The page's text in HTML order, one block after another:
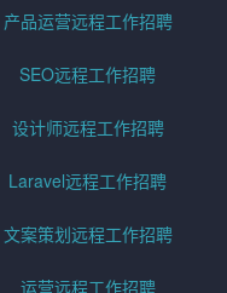
产品运营远程工作招聘
SEO远程工作招聘
设计师远程工作招聘
Laravel远程工作招聘
文案策划远程工作招聘
运营远程工作招聘